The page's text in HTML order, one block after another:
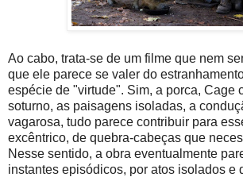
Ao cabo, trata-se de um filme que nem
que ele parece se valer do
espécie de "virtude". Sim, a porca, Cage
soturno, as paisagens isoladas, a
vagarosa, tudo parece contribuir para
excêntrico, de quebra-cabeças que
Nesse sentido, a obra eventualmente
instantes episódicos, por atos isolados e